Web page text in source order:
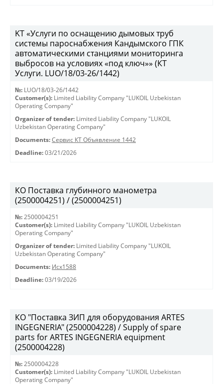
KT «Услуги по оснащению дымовых труб
системы пароснабжения Кандымского ГПК
автоматическими станциями мониторинга
выбросов на условиях «под ключ»» (КТ
Услуги. LUO/18/03-26/1442)
№: LUO/18/03-26/1442
Customer(s): Limited Liability Company "LUKOIL Uzbekistan
Operating Company"
Organizer of tender: Limited Liability Company "LUKOIL
Uzbekistan Operating Company"
Documents: Сервис КТ Объявление 1442
Deadline: 03/21/2026
КО Поставка глубинного манометра
(2500004251) / (2500004251)
№: 2500004251
Customer(s): Limited Liability Company "LUKOIL Uzbekistan
Operating Company"
Organizer of tender: Limited Liability Company "LUKOIL
Uzbekistan Operating Company"
Documents: Исх1588
Deadline: 03/19/2026
КО "Поставка ЗИП для оборудования ARTES
INGEGNERIA" (2500004228) / Supply of spare
parts for ARTES INGEGNERIA equipment
(2500004228)
№: 2500004228
Customer(s): Limited Liability Company "LUKOIL Uzbekistan
Operating Company"